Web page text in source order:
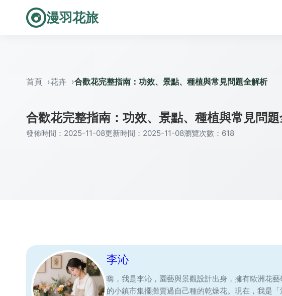
漫羽花旅
首頁 花卉 合歡花完整指南：功效、景點、種植與常見問題全解析
合歡花完整指南：功效、景點、種植與常見問
發佈時間：2025-11-08更新時間：2025-11-08瀏覽次數：618
李沁
嗨，我是李沁，園藝與景觀設計出身，擁有歐洲花
的小鎮市集擺攤賣過自己種的乾燥花。現在，我是